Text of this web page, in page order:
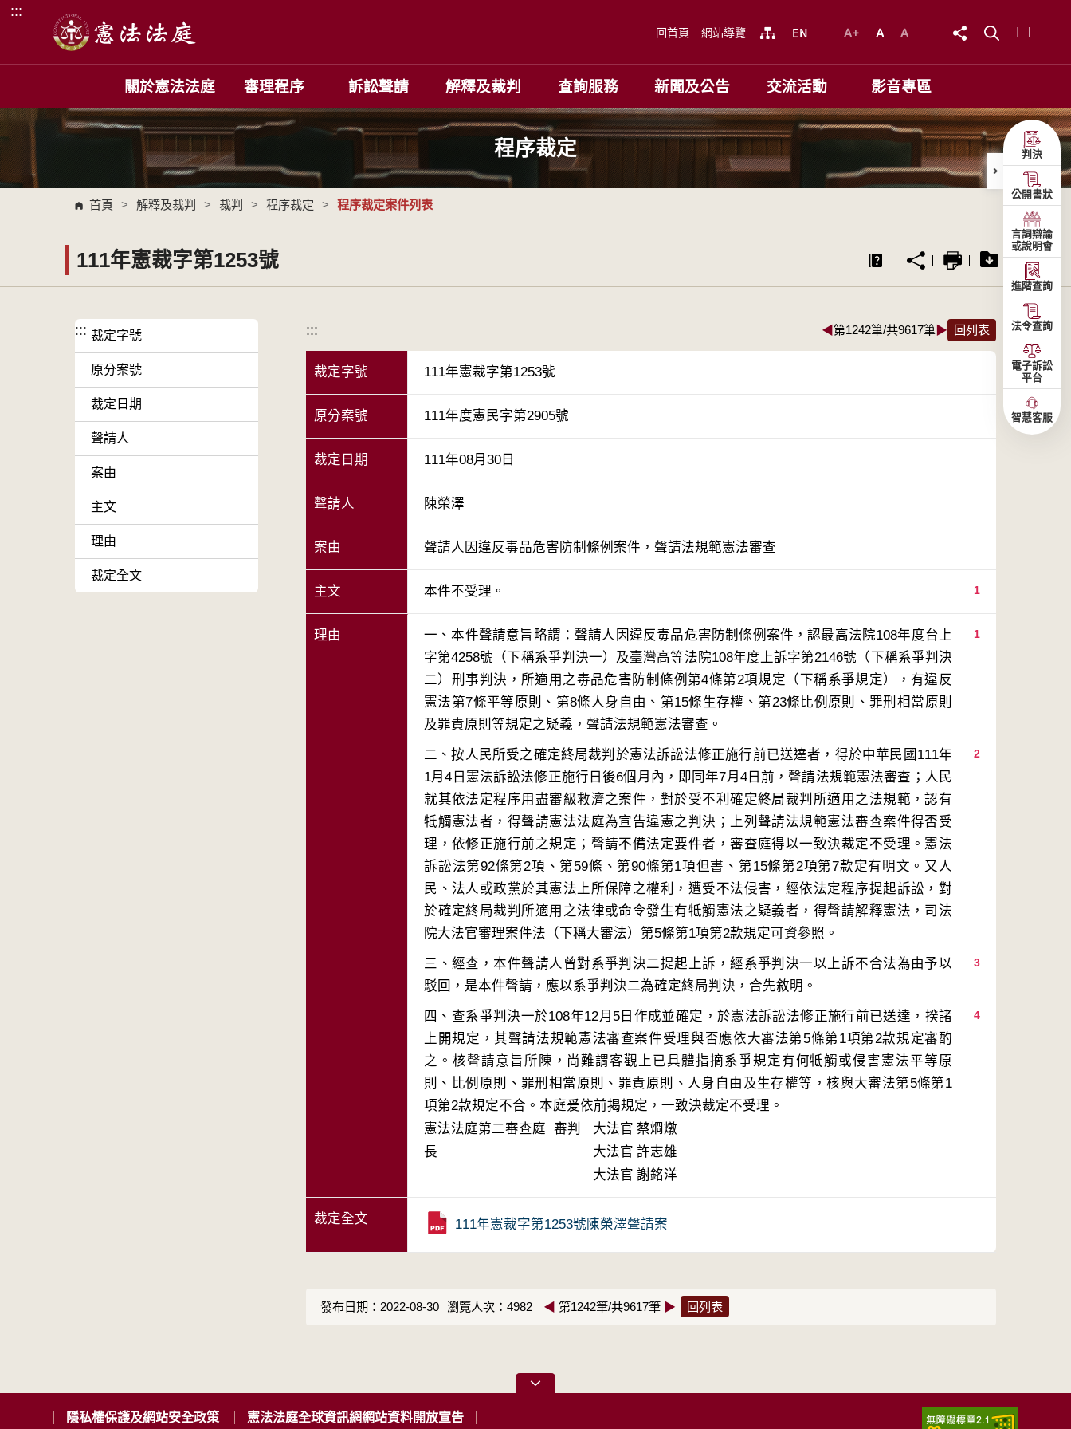
跳到主要內容區塊
:::
回首頁 網站導覽
關於憲法法庭 審理程序 訴訟聲請 解釋及裁判 查詢服務 新聞及公告 交流活動 影音專區
程序裁定
首頁 > 解釋及裁判 > 裁判 > 程序裁定 > 程序裁定案件列表
111年憲裁字第1253號
::: 裁定字號
原分案號
裁定日期
聲請人
案由
主文
理由
裁定全文
::: ◀第1242筆/共9617筆▶ 回列表
裁定字號 111年憲裁字第1253號
原分案號 111年度憲民字第2905號
裁定日期 111年08月30日
聲請人 陳榮澤
案由 聲請人因違反毒品危害防制條例案件，聲請法規範憲法審查
主文 1
本件不受理。
理由 1
一、本件聲請意旨略謂：聲請人因違反毒品危害防制條例案件，認最高法院108年度台上
字第4258號（下稱系爭判決一）及臺灣高等法院108年度上訴字第2146號（下稱系爭判決
二）刑事判決，所適用之毒品危害防制條例第4條第2項規定（下稱系爭規定），有違反
憲法第7條平等原則、第8條人身自由、第15條生存權、第23條比例原則、罪刑相當原則
2
二、按人民所受之確定終局裁判於憲法訴訟法修正施行前已送達者，得於中華民國111年
1月4日憲法訴訟法修正施行日後6個月內，即同年7月4日前，聲請法規範憲法審查；人民
就其依法定程序用盡審級救濟之案件，對於受不利確定終局裁判所適用之法規範，認有
牴觸憲法者，得聲請憲法法庭為宣告違憲之判決；上列聲請法規範憲法審查案件得否受
理，依修正施行前之規定；聲請不備法定要件者，審查庭得以一致決裁定不受理。憲法
訴訟法第92條第2項、第59條、第90條第1項但書、第15條第2項第7款定有明文。又人
民、法人或政黨於其憲法上所保障之權利，遭受不法侵害，經依法定程序提起訴訟，對
於確定終局裁判所適用之法律或命令發生有牴觸憲法之疑義者，得聲請解釋憲法，司法
3
三、經查，本件聲請人曾對系爭判決二提起上訴，經系爭判決一以上訴不合法為由予以
4
四、查系爭判決一於108年12月5日作成並確定，於憲法訴訟法修正施行前已送達，揆諸
上開規定，其聲請法規範憲法審查案件受理與否應依大審法第5條第1項第2款規定審酌
之。核聲請意旨所陳，尚難謂客觀上已具體指摘系爭規定有何牴觸或侵害憲法平等原
則、比例原則、罪刑相當原則、罪責原則、人身自由及生存權等，核與大審法第5條第1
項第2款規定不合。本庭爰依前揭規定，一致決裁定不受理。
憲法法庭第二審查庭 審判
長
大法官 蔡烱燉
大法官 許志雄
大法官 謝銘洋
裁定全文 111年憲裁字第1253號陳榮澤聲請案
發布日期：2022-08-30 瀏覽人次：4982 ◀ 第1242筆/共9617筆 ▶ 回列表
隱私權保護及網站安全政策 憲法法庭全球資訊網網站資料開放宣告
判決
公開書狀
言詞辯論
或說明會
進階查詢
法令查詢
電子訴訟
平台
智慧客服